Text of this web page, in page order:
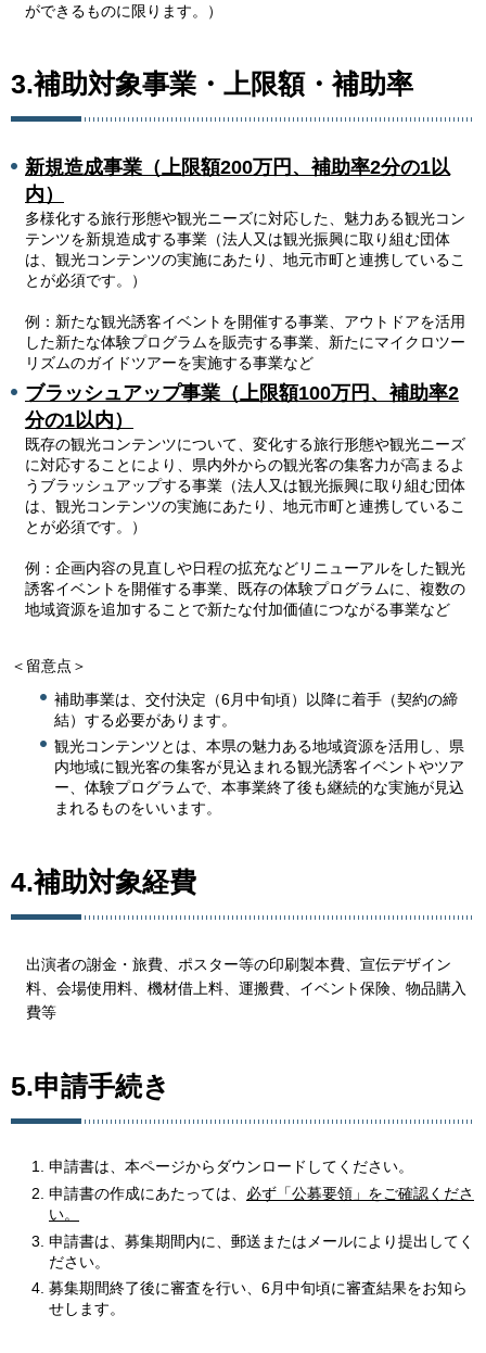
ができるものに限ります。）
3.補助対象事業・上限額・補助率
新規造成事業（上限額200万円、補助率2分の1以
内）
多様化する旅行形態や観光ニーズに対応した、魅力ある観光コン
テンツを新規造成する事業（法人又は観光振興に取り組む団体
は、観光コンテンツの実施にあたり、地元市町と連携しているこ
とが必須です。）
例：新たな観光誘客イベントを開催する事業、アウトドアを活用
した新たな体験プログラムを販売する事業、新たにマイクロツー
リズムのガイドツアーを実施する事業など
ブラッシュアップ事業（上限額100万円、補助率2
分の1以内）
既存の観光コンテンツについて、変化する旅行形態や観光ニーズ
に対応することにより、県内外からの観光客の集客力が高まるよ
うブラッシュアップする事業（法人又は観光振興に取り組む団体
は、観光コンテンツの実施にあたり、地元市町と連携しているこ
とが必須です。）
例：企画内容の見直しや日程の拡充などリニューアルをした観光
誘客イベントを開催する事業、既存の体験プログラムに、複数の
地域資源を追加することで新たな付加価値につながる事業など
＜留意点＞
補助事業は、交付決定（6月中旬頃）以降に着手（契約の締
結）する必要があります。
観光コンテンツとは、本県の魅力ある地域資源を活用し、県
内地域に観光客の集客が見込まれる観光誘客イベントやツア
ー、体験プログラムで、本事業終了後も継続的な実施が見込
まれるものをいいます。
4.補助対象経費
出演者の謝金・旅費、ポスター等の印刷製本費、宣伝デザイン
料、会場使用料、機材借上料、運搬費、イベント保険、物品購入
費等
5.申請手続き
申請書は、本ページからダウンロードしてください。
申請書の作成にあたっては、 必ず「公募要領」をご確認くださ
い。
申請書は、募集期間内に、郵送またはメールにより提出してく
ださい。
募集期間終了後に審査を行い、6月中旬頃に審査結果をお知ら
せします。